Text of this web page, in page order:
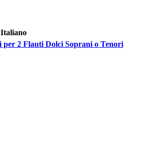
per 2 Flauti Dolci Soprani o Tenori